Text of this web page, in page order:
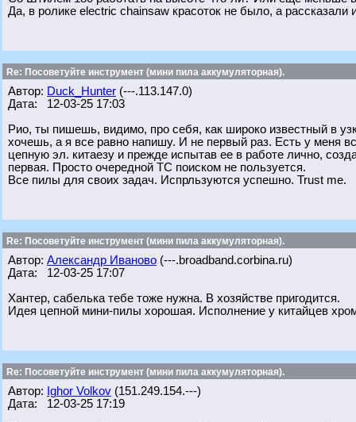
Да, в ролике electric chainsaw красоток не было, а
Re: Посоветуйте инструмент (мини пила аккумуляторная).
Автор: Duck_Hunter (---.113.147.0)
Дата: 12-03-25 17:03
Рио, ты пишешь, видимо, про себя, как широко известный в
хочешь, а я все равно напишу. И не первый раз. Есть у меня
цепную эл. китаезу и прежде испытав ее в работе лично,
первая. Просто очередной ТС поиском не пользуется.
Все пилы для своих задач. Испрльзуются успешно. Trust me.
Re: Посоветуйте инструмент (мини пила аккумуляторная).
Автор: Александр Иваново (---.broadband.corbina.ru)
Дата: 12-03-25 17:07
Хантер, сабелька тебе тоже нужна. В хозяйстве пригодится.
Идея цепной мини-пилы хорошая. Исполнение у китайцев
Re: Посоветуйте инструмент (мини пила аккумуляторная).
Автор: Ighor Volkov (151.249.154.---)
Дата: 12-03-25 17:19